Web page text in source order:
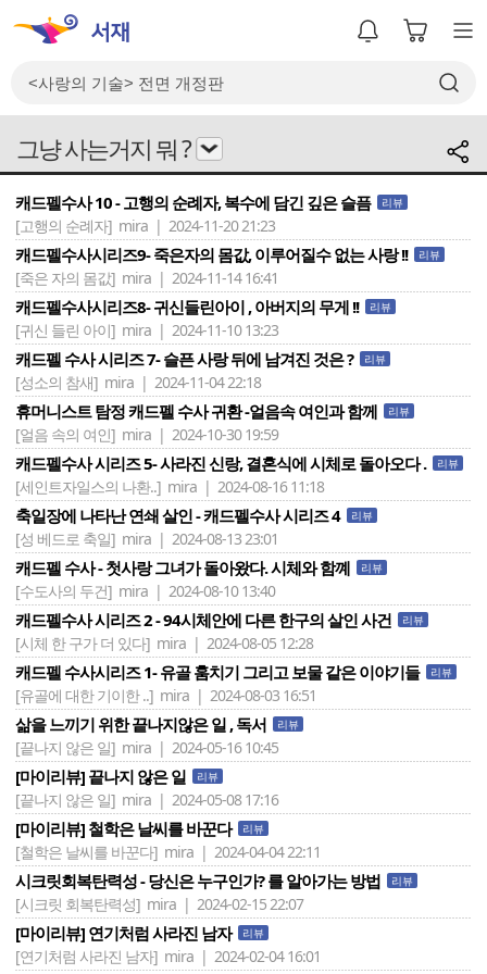
그냥 사는거지 뭐 ?
캐드펠수사 10 - 고행의 순례자, 복수에 담긴 깊은 슬픔 리뷰
[고행의 순례자] mira | 2024-11-20 21:23
캐드펠수사시리즈9- 죽은자의 몸값, 이루어질수 없는 사랑 !! 리뷰
[죽은 자의 몸값] mira | 2024-11-14 16:41
캐드펠수사시리즈8- 귀신들린아이 , 아버지의 무게 !! 리뷰
[귀신 들린 아이] mira | 2024-11-10 13:23
캐드펠 수사 시리즈 7- 슬픈 사랑 뒤에 남겨진 것은 ? 리뷰
[성소의 참새] mira | 2024-11-04 22:18
휴머니스트 탐정 캐드펠 수사 귀환 -얼음속 여인과 함께 리뷰
[얼음 속의 여인] mira | 2024-10-30 19:59
캐드펠수사 시리즈 5- 사라진 신랑, 결혼식에 시체로 돌아오다 . 리뷰
[세인트자일스의 나환..] mira | 2024-08-16 11:18
축일장에 나타난 연쇄 살인 - 캐드펠수사 시리즈 4 리뷰
[성 베드로 축일] mira | 2024-08-13 23:01
캐드펠 수사 - 첫사랑 그녀가 돌아왔다. 시체와 함꼐 리뷰
[수도사의 두건] mira | 2024-08-10 13:40
캐드펠수사 시리즈 2 - 94시체안에 다른 한구의 살인 사건 리뷰
[시체 한 구가 더 있다] mira | 2024-08-05 12:28
캐드펠 수사시리즈 1- 유골 훔치기 그리고 보물 같은 이야기들 리뷰
[유골에 대한 기이한 ..] mira | 2024-08-03 16:51
삶을 느끼기 위한 끝나지않은 일 , 독서 리뷰
[끝나지 않은 일] mira | 2024-05-16 10:45
[마이리뷰] 끝나지 않은 일 리뷰
[끝나지 않은 일] mira | 2024-05-08 17:16
[마이리뷰] 철학은 날씨를 바꾼다 리뷰
[철학은 날씨를 바꾼다] mira | 2024-04-04 22:11
시크릿회복탄력성 - 당신은 누구인가? 를 알아가는 방법 리뷰
[시크릿 회복탄력성] mira | 2024-02-15 22:07
[마이리뷰] 연기처럼 사라진 남자 리뷰
[연기처럼 사라진 남자] mira | 2024-02-04 16:01